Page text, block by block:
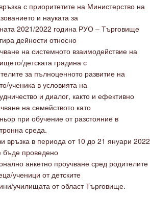
с приоритетите на Министерство на
и науката за
2021/2022 година РУО – Търговище
дейности относно
на системното взаимодействие на
детската градина с
за пълноценното развитие на
ученика в условията на
и диалог, както и ефективно
на семейството като
при обучение от разстояние в
среда.
връзка в периода от 10 до 21 януари 2022
бъде проведено
анкетно проучване сред родителите
ученици от детските
училищата от област Търговище.